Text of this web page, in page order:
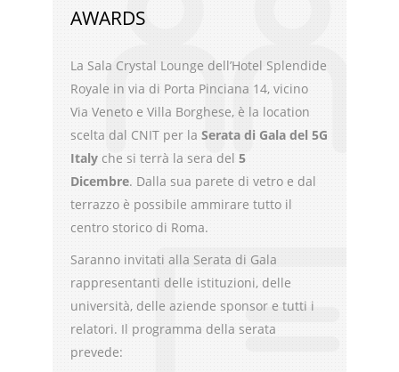
AWARDS
La Sala Crystal Lounge dell’Hotel Splendide
Royale in via di Porta Pinciana 14, vicino
Via Veneto e Villa Borghese, è la location
scelta dal CNIT per la Serata di Gala del 5G
Italy che si terrà la sera del 5
Dicembre. Dalla sua parete di vetro e dal
terrazzo è possibile ammirare tutto il
centro storico di Roma.
Saranno invitati alla Serata di Gala
rappresentanti delle istituzioni, delle
università, delle aziende sponsor e tutti i
relatori. Il programma della serata
prevede: